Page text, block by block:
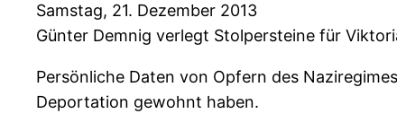
Samstag, 21. Dezember 2013
Günter Demnig verlegt Stolpersteine für
Persönliche Daten von Opfern des
Deportation gewohnt haben.